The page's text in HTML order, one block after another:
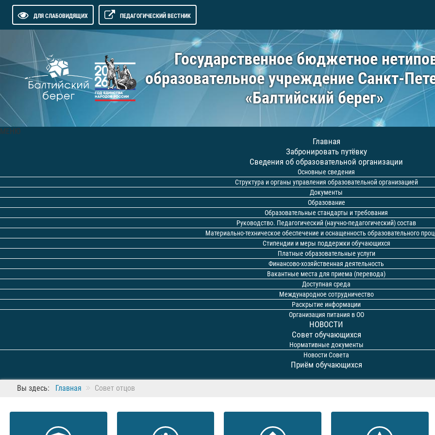
ДЛЯ СЛАБОВИДЯЩИХ ПЕДАГОГИЧЕСКИЙ ВЕСТНИК
Государственное бюджетное
образовательное учреждение Санкт-
«Балтийский берег»
МЕНЮ
Главная
Забронировать путёвку
Сведения об образовательной организации
Основные сведения
Структура и органы управления образовательной организацией
Документы
Образование
Образовательные стандарты и требования
Руководство. Педагогический (научно-педагогический) состав
Материально-техническое обеспечение и оснащенность образовательного
Стипендии и меры поддержки обучающихся
Платные образовательные услуги
Финансово-хозяйственная деятельность
Вакантные места для приема (перевода)
Доступная среда
Международное сотрудничество
Раскрытие информации
Организация питания в ОО
НОВОСТИ
Совет обучающихся
Нормативные документы
Новости Совета
Приём обучающихся
Вы здесь: Главная Совет отцов